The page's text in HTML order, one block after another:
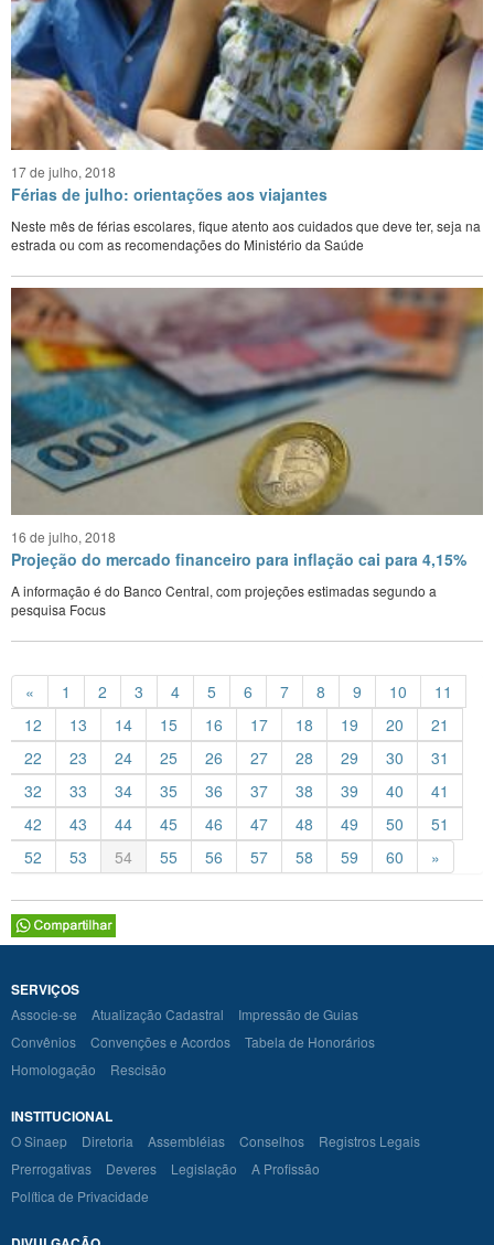
17 de julho, 2018
Férias de julho: orientações aos viajantes
Neste mês de férias escolares, fique atento aos cuidados que deve ter, seja na
estrada ou com as recomendações do Ministério da Saúde
16 de julho, 2018
Projeção do mercado financeiro para inflação cai para 4,15%
A informação é do Banco Central, com projeções estimadas segundo a
pesquisa Focus
« 1 2 3 4 5 6 7 8 9 10
11
12
13 14 15 16 17 18 19 20
21
22
23 24 25 26 27 28 29 30
31
32
33 34 35 36 37 38 39 40
41
42
43 44 45 46 47 48 49 50
51
52
53 54 55 56 57 58 59 60 »
SERVIÇOS
Associe-se Atualização Cadastral
Impressão de Guias
Convênios
Convenções e Acordos
Tabela de Honorários
Homologação
Rescisão
INSTITUCIONAL
O Sinaep Diretoria Assembléias Conselhos
Registros Legais
Prerrogativas
Deveres Legislação
A Profissão
Política de Privacidade